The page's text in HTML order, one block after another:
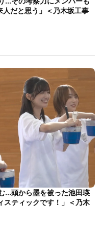
だと思う」＜乃木坂工事
…頭から墨を被った池田瑛
スティックです！」＜乃木